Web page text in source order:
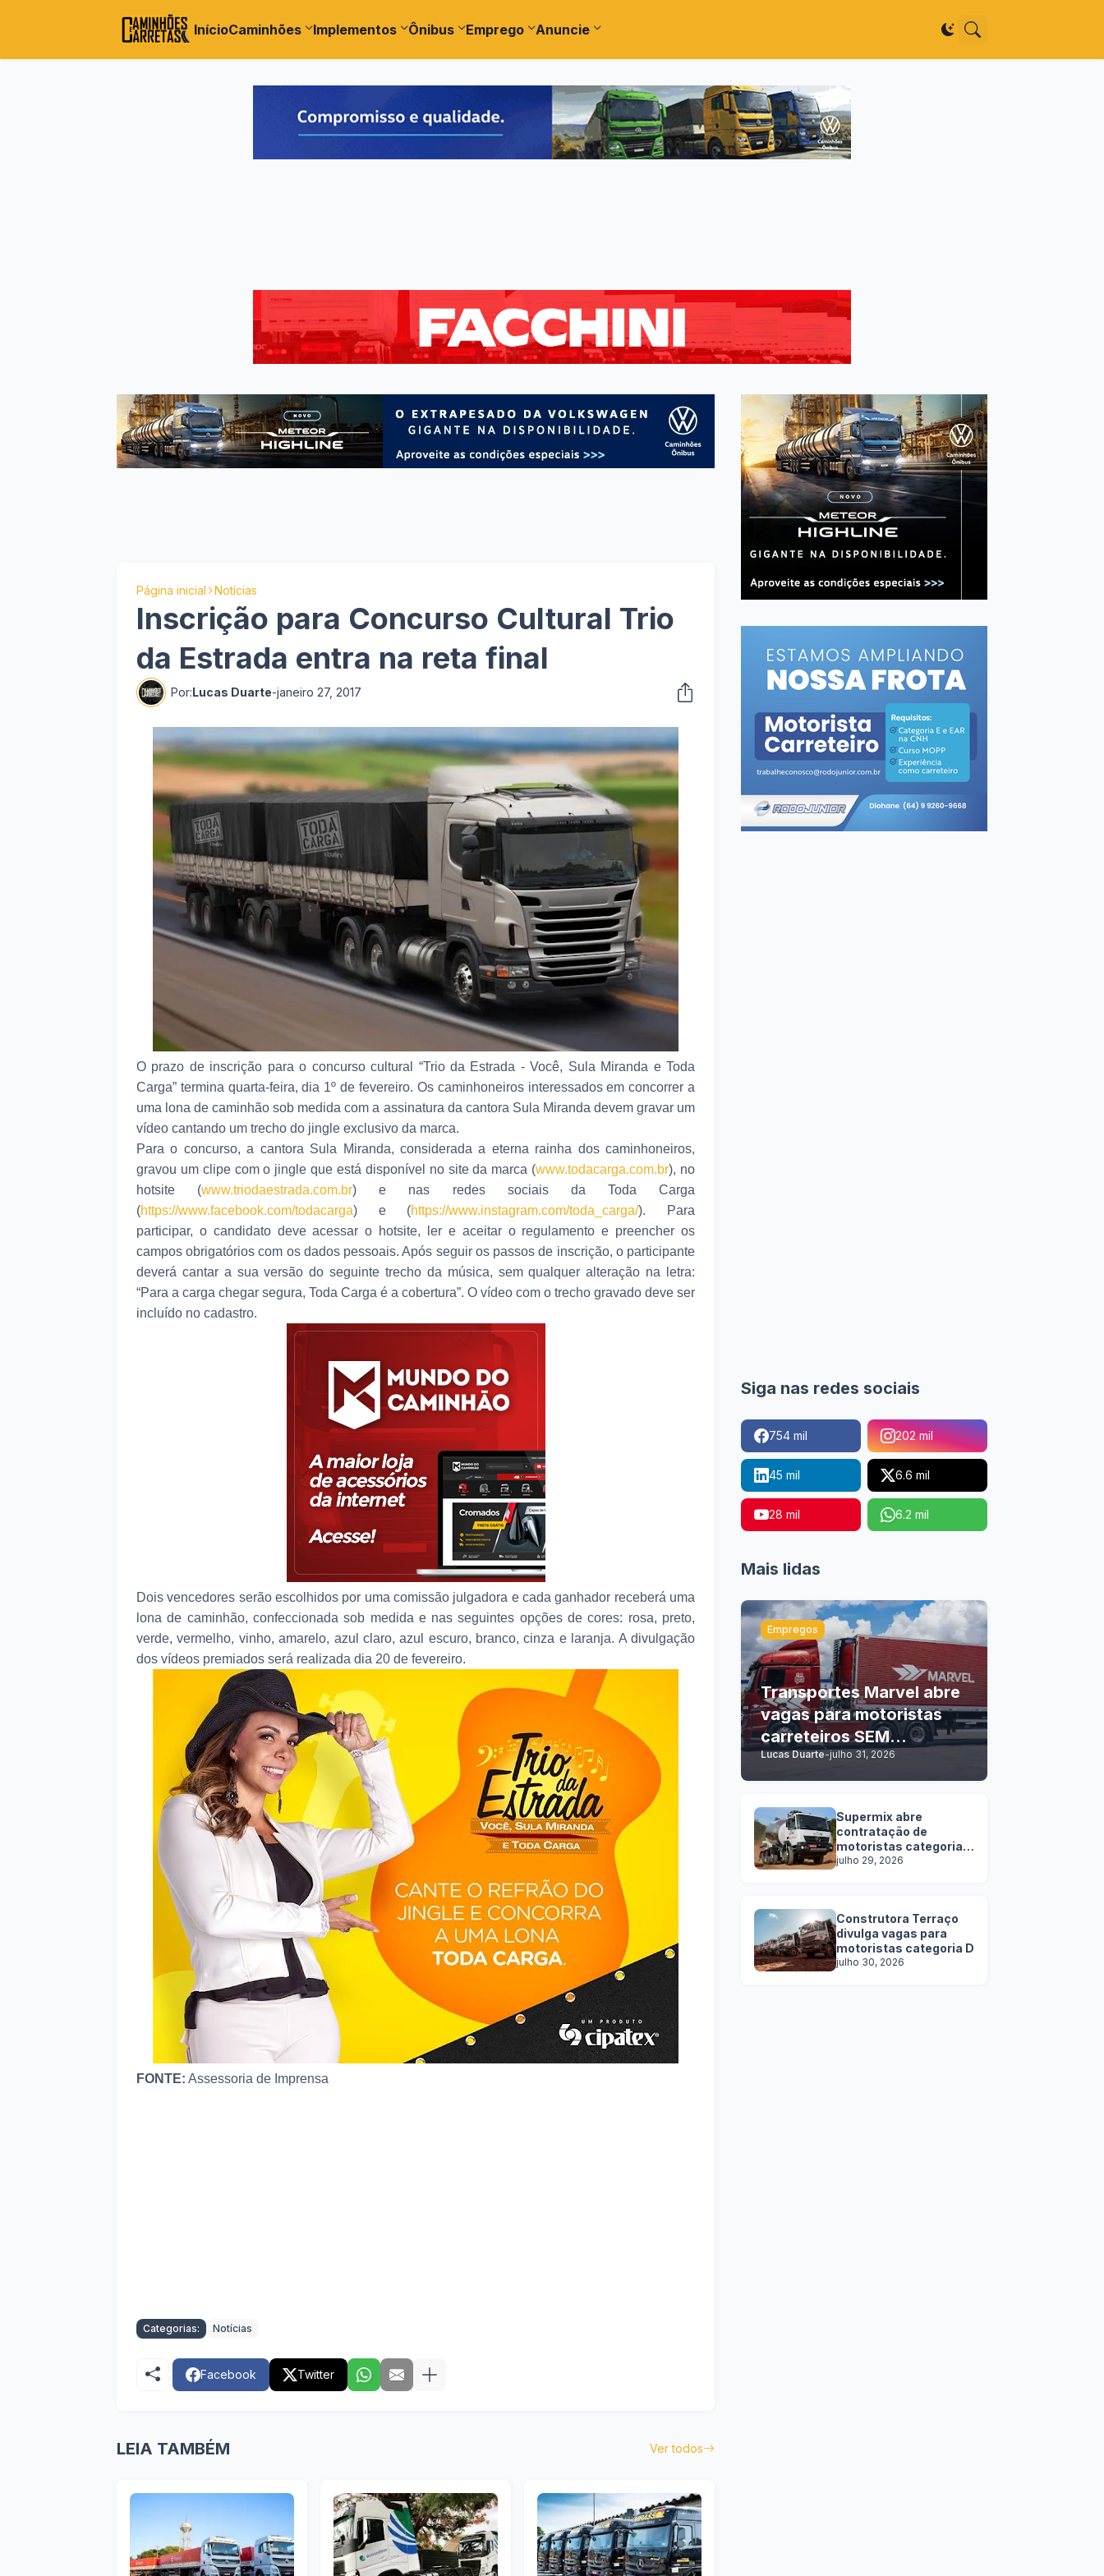
InícioCaminhões Implementos Ônibus Emprego Anuncie
Página inicial Notícias
Inscrição para Concurso Cultural Trio
da Estrada entra na reta final
Por:Lucas Duarte-janeiro 27, 2017
O prazo de inscrição para o concurso cultural “Trio da Estrada - Você, Sula Miranda e Toda
Carga” termina quarta-feira, dia 1º de fevereiro. Os caminhoneiros interessados em concorrer a
uma lona de caminhão sob medida com a assinatura da cantora Sula Miranda devem gravar um
vídeo cantando um trecho do jingle exclusivo da marca.
Para o concurso, a cantora Sula Miranda, considerada a eterna rainha dos caminhoneiros,
gravou um clipe com o jingle que está disponível no site da marca (www.todacarga.com.br), no
hotsite (www.triodaestrada.com.br) e nas redes sociais da Toda Carga
(https://www.facebook.com/todacarga) e (https://www.instagram.com/toda_carga/). Para
participar, o candidato deve acessar o hotsite, ler e aceitar o regulamento e preencher os
campos obrigatórios com os dados pessoais. Após seguir os passos de inscrição, o participante
deverá cantar a sua versão do seguinte trecho da música, sem qualquer alteração na letra:
“Para a carga chegar segura, Toda Carga é a cobertura”. O vídeo com o trecho gravado deve ser
incluído no cadastro.
Dois vencedores serão escolhidos por uma comissão julgadora e cada ganhador receberá uma
lona de caminhão, confeccionada sob medida e nas seguintes opções de cores: rosa, preto,
verde, vermelho, vinho, amarelo, azul claro, azul escuro, branco, cinza e laranja. A divulgação
dos vídeos premiados será realizada dia 20 de fevereiro.
FONTE: Assessoria de Imprensa
Categorias: Notícias
Facebook Twitter
LEIA TAMBÉM Ver todos
Siga nas redes sociais
754 mil 202 mil
45 mil 6.6 mil
28 mil 6.2 mil
Mais lidas
Empregos
Transportes Marvel abre
vagas para motoristas
carreteiros SEM
EXPERIÊNCIA
Lucas Duarte-julho 31, 2026
Supermix abre
contratação de
motoristas categoria
C, D e E
julho 29, 2026
Construtora Terraço
divulga vagas para
motoristas categoria D
julho 30, 2026